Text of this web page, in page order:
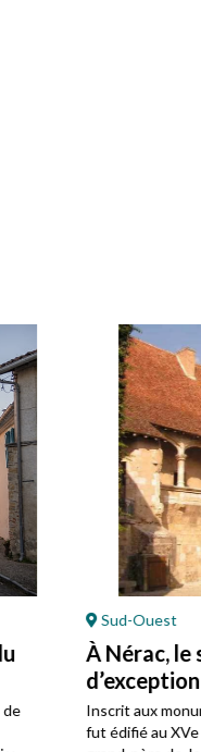
d’une cour
le château de Nérac
d’Alain d’Albret,